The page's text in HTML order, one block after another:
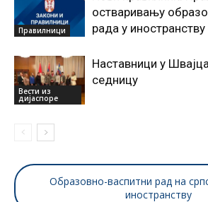
Правилници
остваривању
рада у иностранству
Вести из
дијаспоре
Наставници у
седницу
Образовно-васпитни рад на
иностранству